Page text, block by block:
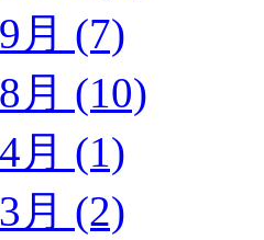
月 (7)
月 (10)
月 (1)
月 (2)